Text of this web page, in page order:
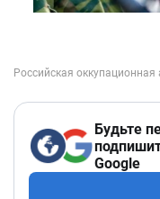
Будьте
Google